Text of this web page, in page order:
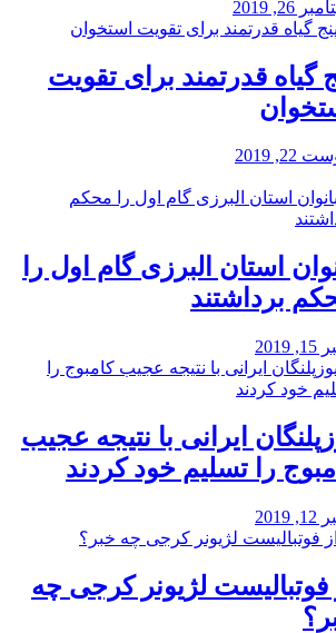
26, 2019
گیاه قدرتمند برای تقویت
22, 2019
استان البرزی گام اول را
برداشتند
ایرانی با نتیجه عجیب
را تسلیم خود کردند
فوتبالیست لژیونر کرجی چه